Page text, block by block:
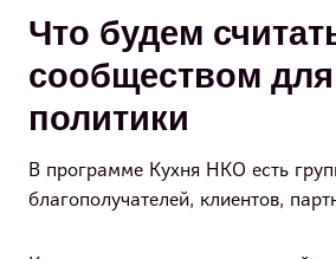
Что будем
сообществом для
политики
В программе Кухня НКО есть
благополучателей, клиентов,